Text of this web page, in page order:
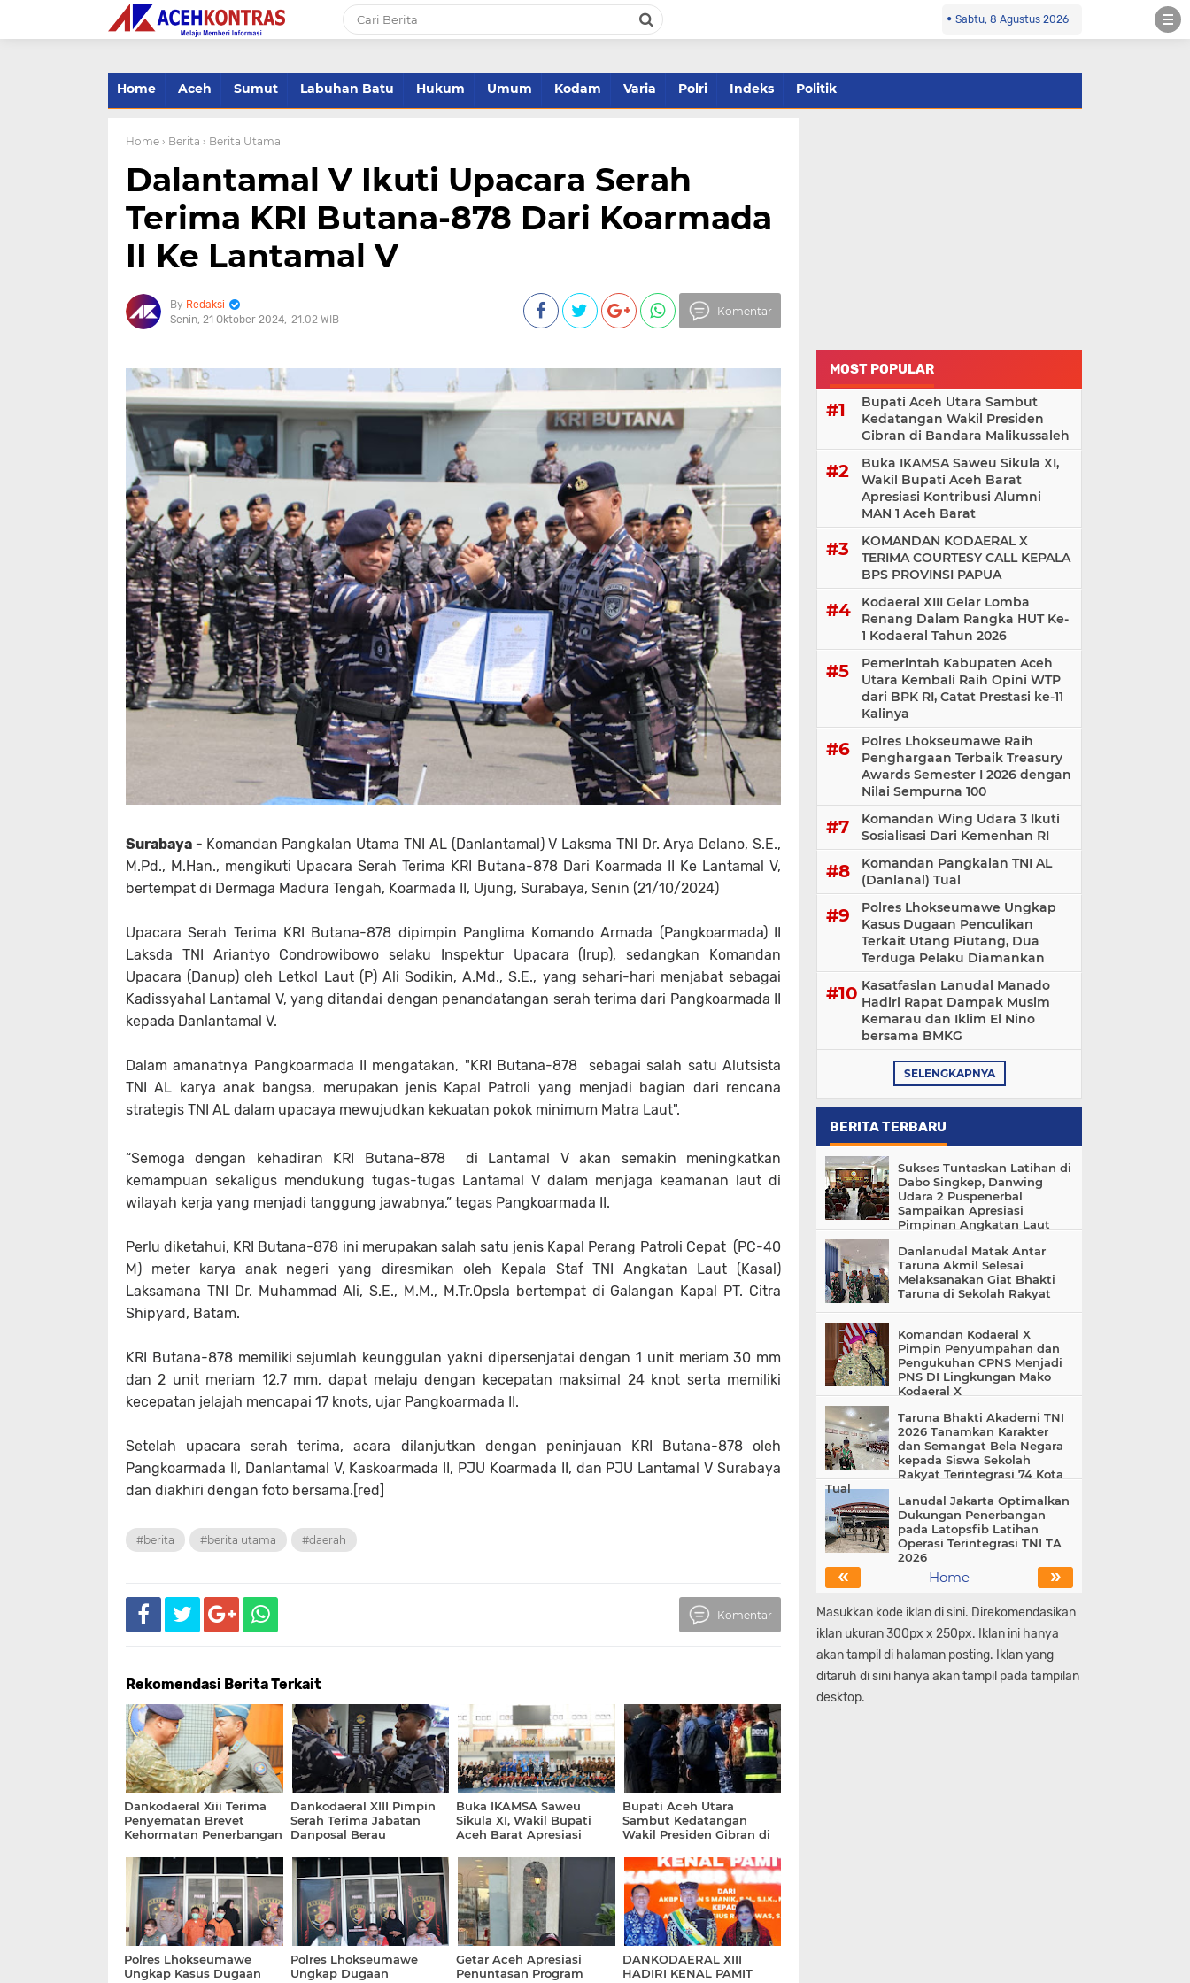
Sabtu, 8 Agustus 2026
Home Aceh Sumut Labuhan Batu Hukum Umum Kodam Varia Polri Indeks Politik
Home › Berita › Berita Utama
Dalantamal V Ikuti Upacara Serah
Terima KRI Butana-878 Dari Koarmada
II Ke Lantamal V
Redaksi
Senin, 21 Oktober 2024 21.02 WIB
Komentar
Surabaya - Komandan Pangkalan Utama TNI AL (Danlantamal) V Laksma TNI Dr. Arya Delano, S.E.,
M.Pd., M.Han., mengikuti Upacara Serah Terima KRI Butana-878 Dari Koarmada II Ke Lantamal V,
bertempat di Dermaga Madura Tengah, Koarmada II, Ujung, Surabaya, Senin (21/10/2024)
Upacara Serah Terima KRI Butana-878 dipimpin Panglima Komando Armada (Pangkoarmada) II
Laksda TNI Ariantyo Condrowibowo selaku Inspektur Upacara (Irup), sedangkan Komandan
Upacara (Danup) oleh Letkol Laut (P) Ali Sodikin, A.Md., S.E., yang sehari-hari menjabat sebagai
Kadissyahal Lantamal V, yang ditandai dengan penandatangan serah terima dari Pangkoarmada II
kepada Danlantamal V.
Dalam amanatnya Pangkoarmada II mengatakan, "KRI Butana-878 sebagai salah satu Alutsista
TNI AL karya anak bangsa, merupakan jenis Kapal Patroli yang menjadi bagian dari rencana
strategis TNI AL dalam upacaya mewujudkan kekuatan pokok minimum Matra Laut".
“Semoga dengan kehadiran KRI Butana-878 di Lantamal V akan semakin meningkatkan
kemampuan sekaligus mendukung tugas-tugas Lantamal V dalam menjaga keamanan laut di
wilayah kerja yang menjadi tanggung jawabnya,” tegas Pangkoarmada II.
Perlu diketahui, KRI Butana-878 ini merupakan salah satu jenis Kapal Perang Patroli Cepat (PC-40
M) meter karya anak negeri yang diresmikan oleh Kepala Staf TNI Angkatan Laut (Kasal)
Laksamana TNI Dr. Muhammad Ali, S.E., M.M., M.Tr.Opsla bertempat di Galangan Kapal PT. Citra
Shipyard, Batam.
KRI Butana-878 memiliki sejumlah keunggulan yakni dipersenjatai dengan 1 unit meriam 30 mm
dan 2 unit meriam 12,7 mm, dapat melaju dengan kecepatan maksimal 24 knot serta memiliki
kecepatan jelajah mencapai 17 knots, ujar Pangkoarmada II.
Setelah upacara serah terima, acara dilanjutkan dengan peninjauan KRI Butana-878 oleh
Pangkoarmada II, Danlantamal V, Kaskoarmada II, PJU Koarmada II, dan PJU Lantamal V Surabaya
dan diakhiri dengan foto bersama.[red]
#berita #berita utama #daerah
Komentar
Rekomendasi Berita Terkait
Dankodaeral Xiii Terima
Penyematan Brevet
Kehormatan Penerbangan
Dankodaeral XIII Pimpin
Serah Terima Jabatan
Danposal Berau
Buka IKAMSA Saweu
Sikula XI, Wakil Bupati
Aceh Barat Apresiasi
Aceh Barat
Bupati Aceh Utara
Sambut Kedatangan
Wakil Presiden Gibran di
Polres Lhokseumawe
Ungkap Kasus Dugaan
Polres Lhokseumawe
Ungkap Dugaan
Getar Aceh Apresiasi
Penuntasan Program
DANKODAERAL XIII
HADIRI KENAL PAMIT
MOST POPULAR
Bupati Aceh Utara Sambut
Kedatangan Wakil Presiden
Gibran di Bandara Malikussaleh
Buka IKAMSA Saweu Sikula XI,
Wakil Bupati Aceh Barat
Apresiasi Kontribusi Alumni
MAN 1 Aceh Barat
KOMANDAN KODAERAL X
TERIMA COURTESY CALL KEPALA
BPS PROVINSI PAPUA
Kodaeral XIII Gelar Lomba
Renang Dalam Rangka HUT Ke-
1 Kodaeral Tahun 2026
Pemerintah Kabupaten Aceh
Utara Kembali Raih Opini WTP
dari BPK RI, Catat Prestasi ke-11
Kalinya
Polres Lhokseumawe Raih
Penghargaan Terbaik Treasury
Awards Semester I 2026 dengan
Nilai Sempurna 100
Komandan Wing Udara 3 Ikuti
Sosialisasi ‎Dari Kemenhan RI
Komandan Pangkalan TNI AL
(Danlanal) Tual
Polres Lhokseumawe Ungkap
Kasus Dugaan Penculikan
Terkait Utang Piutang, Dua
Terduga Pelaku Diamankan
Kasatfaslan Lanudal Manado
Hadiri Rapat Dampak Musim
Kemarau dan Iklim El Nino
bersama BMKG
SELENGKAPNYA
BERITA TERBARU
Sukses Tuntaskan Latihan di
Dabo Singkep, Danwing
Udara 2 Puspenerbal
Sampaikan Apresiasi
Pimpinan Angkatan Laut
Danlanudal Matak Antar
Taruna Akmil Selesai
Melaksanakan Giat Bhakti
Taruna di Sekolah Rakyat
Komandan Kodaeral X
Pimpin Penyumpahan dan
Pengukuhan CPNS Menjadi
PNS DI Lingkungan Mako
Kodaeral X
Taruna Bhakti Akademi TNI
2026 Tanamkan Karakter
dan Semangat Bela Negara
kepada Siswa Sekolah
Rakyat Terintegrasi 74 Kota
Tual
Lanudal Jakarta Optimalkan
Dukungan Penerbangan
pada Latopsfib Latihan
Operasi Terintegrasi TNI TA
2026
« »
Home
Masukkan kode iklan di sini. Direkomendasikan
iklan ukuran 300px x 250px. Iklan ini hanya
akan tampil di halaman posting. Iklan yang
ditaruh di sini hanya akan tampil pada tampilan
desktop.